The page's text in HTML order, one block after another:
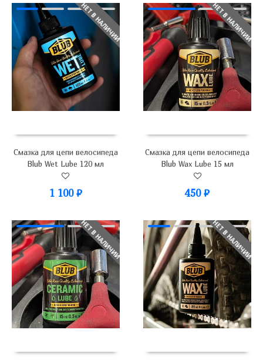
НЕТ В НАЛИЧИИ
Смазка для цепи велосипеда
Blub Wet Lube 120 мл
1 100 ₽
НЕТ В НАЛИЧИИ
Смазка для цепи велосипеда
Blub Wax Lube 15 мл
450₽
НЕТ В НАЛИЧИИ НЕТ В НАЛИЧИИ